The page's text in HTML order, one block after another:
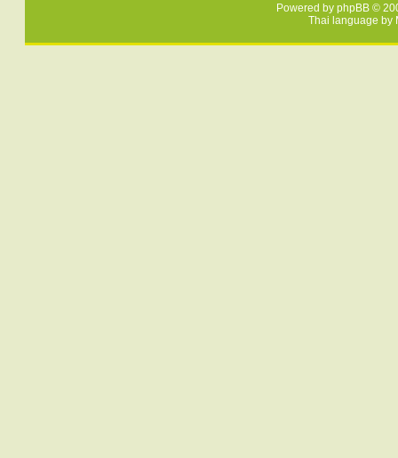
Powered by phpBB ©
Thai language by